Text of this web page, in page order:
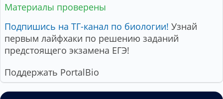
Материалы проверены
Подпишись на ТГ-канал по биологии! Узнай
первым лайфхаки по решению заданий
предстоящего экзамена ЕГЭ!
Поддержать PortalBio